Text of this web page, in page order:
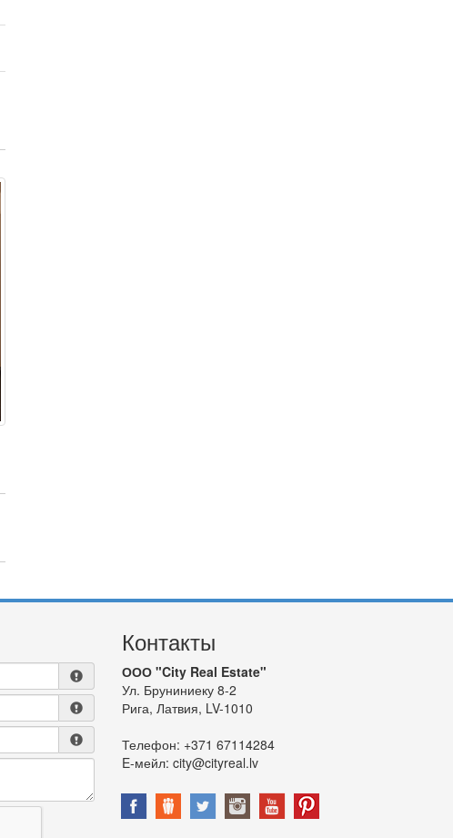
Контакты
ООО "City Real Estate"
Ул. Бруниниеку 8-2
Рига, Латвия, LV-1010
Телефон: +371 67114284
E-мейл: city@cityreal.lv